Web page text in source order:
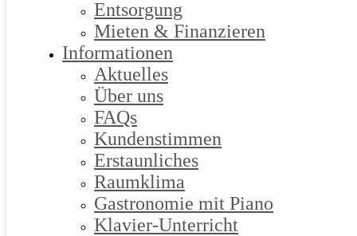
Entsorgung
Mieten & Finanzieren
Informationen
Aktuelles
Über uns
FAQs
Kundenstimmen
Erstaunliches
Raumklima
Gastronomie mit Piano
Klavier-Unterricht